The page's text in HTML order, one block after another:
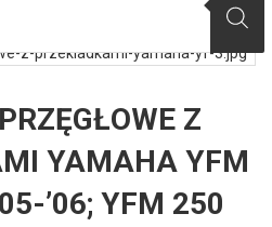
Z
YAMAHA YFM
’06; YFM 250